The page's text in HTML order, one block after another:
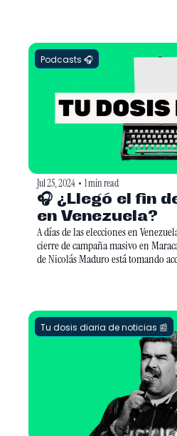
Podcasts 🎧
Jul 25, 2024 • 1 min read
🎧 ¿Llegó el fin
en Venezuela?
A días de las elecciones en
cierre de campaña masivo en
de Nicolás Maduro está tomando
Tu dosis diaria de noticias 📰